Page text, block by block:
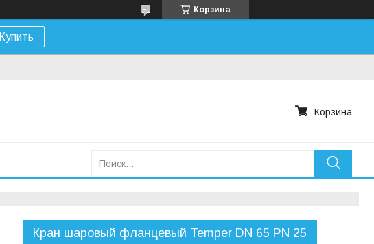
Корзина
Купить
Корзина
Кран шаровый фланцевый Temper DN 65 PN 25